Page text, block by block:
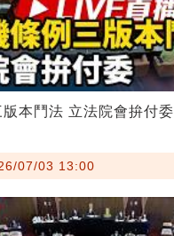
本鬥法 立法院會拚付委
07/03 13:00